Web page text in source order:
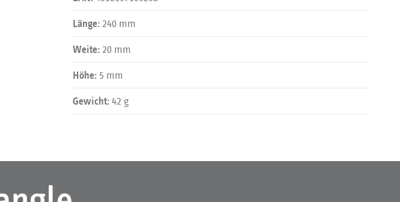
Länge: 240 mm
Weite: 20 mm
Höhe: 5 mm
Gewicht: 42 g